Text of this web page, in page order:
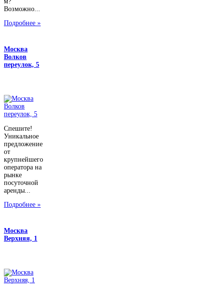
Возможно...
Подробнее »
Москва
Волков
переулок, 5
Спешите!
Уникальное
предложение
от
крупнейшего
оператора на
рынке
посуточной
аренды...
Подробнее »
Москва
Верхняя, 1